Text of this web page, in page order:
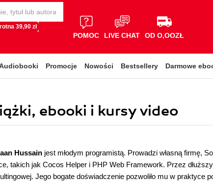
39,90 zł
POMOC LIVE CHAT OD O,OOZŁ
Promocje Nowości Bestsellery Darmowe
ebooki i kursy video
Hussain jest młodym programistą. Prowadzi własną firmę,
takich jak Cocos Helper i PHP Web Framework. Przez
Jego bogate doświadczenie pozwoliło mu w